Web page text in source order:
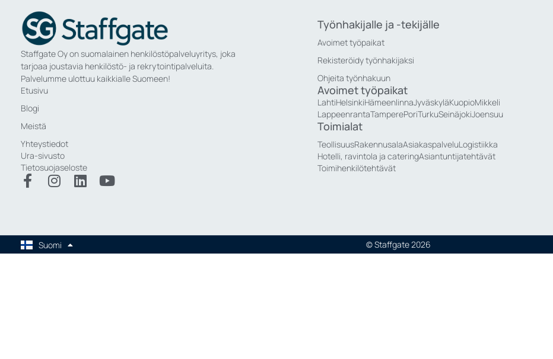
Staffgate Oy on suomalainen henkilöstöpalveluyritys, joka
tarjoaa joustavia henkilöstö- ja rekrytointipalveluita.
Palvelumme ulottuu kaikkialle Suomeen!
Etusivu
Blogi
Meistä
Yhteystiedot
Ura-sivusto
Tietosuojaseloste
Työnhakijalle ja -tekijälle
Avoimet työpaikat
Rekisteröidy työnhakijaksi
Ohjeita työnhakuun
Avoimet työpaikat
LahtiHelsinkiHämeenlinnaJyväskyläKuopioMikkeli
LappeenrantaTamperePoriTurkuSeinäjokiJoensuu
Toimialat
TeollisuusRakennusalaAsiakaspalveluLogistiikka
Hotelli, ravintola ja cateringAsiantuntijatehtävät
Toimihenkilötehtävät
Suomi
English © Staffgate 2026